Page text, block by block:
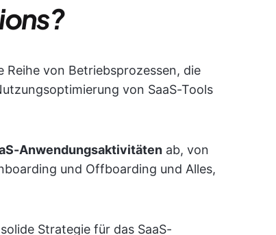
Reihe von Betriebsprozessen, die
von SaaS-Tools
Anwendungsaktivitäten ab, von
und Offboarding und Alles,
Strategie für das SaaS-